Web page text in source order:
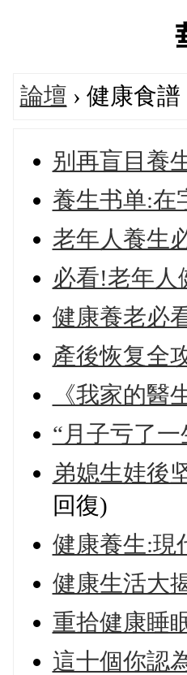
論壇 › 健康食譜
别再盲目養
養生书单:在
老年人養生
必看!老年人
健康養老必
產後恢复全
《我家的醫
“月子亏了
弟媳生娃後
回復)
健康養生:現
健康生活大
重拾健康睡
這十個你認